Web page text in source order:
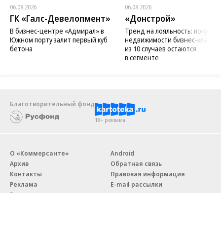
06.08.2026
ГК «Галс-Девелопмент»
В бизнес-центре «Адмирал» в
Южном порту залит первый куб
бетона
06.08.2026
«Донстрой»
Тренд на лояльность:
недвижимости бизнес-класса
из 10 случаев остаются
в сегменте
Благотворительный фонд
18+ реклама
О «Коммерсанте»
Архив
Контакты
Реклама
Вакансии
Android
Обратная связь
Правовая информация
E-mail рассылки